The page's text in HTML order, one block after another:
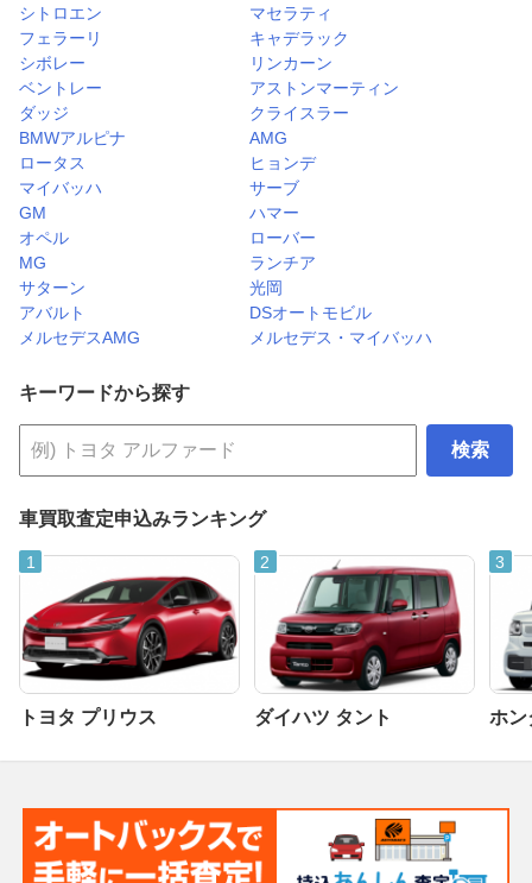
シトロエン
マセラティ
フェラーリ
キャデラック
シボレー
リンカーン
ベントレー
アストンマーティン
ダッジ
クライスラー
BMWアルピナ
AMG
ロータス
ヒョンデ
マイバッハ
サーブ
GM
ハマー
オペル
ローバー
MG
ランチア
サターン
光岡
アバルト
DSオートモビル
メルセデスAMG
メルセデス・マイバッハ
キーワードから探す
検索
車買取査定申込みランキング
トヨタ プリウス ダイハツ タント ホン